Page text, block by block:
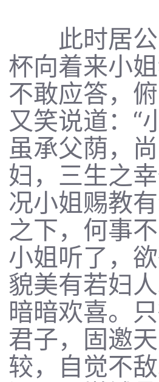
此时居公
杯向着来小
不敢应答，
又笑说道：“
虽承父荫，
妇，三生之
况小姐赐教
之下，何事
小姐听了，
貌美有若妇
暗暗欢喜。
君子，固邀
较，自觉不